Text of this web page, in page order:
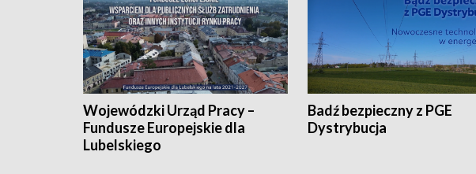
Wojewódzki Urząd Pracy –
Fundusze Europejskie dla
Lubelskiego
Badź bezpieczny z PGE
Dystrybucja